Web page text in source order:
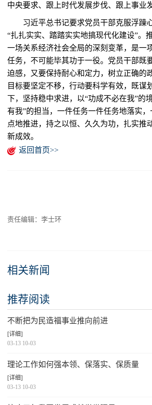
中央要求、跟上时代发展步伐、跟上事业
习近平总书记要求党员干部克服浮躁心
“扎扎实实、踏踏实实地搞现代化建设”。
一场关系经济社会全局的深刻变革，是一
任务，不可能毕其功于一役。党员干部既
迫感，又要保持耐心和定力，树立正确的
目标要坚定不移，行动要科学有效，既谋
下，坚持稳中求进，以“功成不必在我”的
有我”的担当，一件任务一件任务地落实
点地推进，持之以恒、久久为功，扎实推
新成效。
返回首页>>
责任编辑：李士环
相关新闻
推荐阅读
不断把为民造福事业推向前进
[详细]
03-13 10-03
理论工作如何强本领、保落实、保质量
[详细]
03-13 10-03